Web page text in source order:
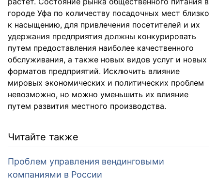
городе Уфа по количеству посадочных мест близко
к насыщению, для привлечения посетителей и их
удержания предприятия должны конкурировать
путем предоставления наиболее качественного
обслуживания, а также новых видов услуг и новых
форматов предприятий. Исключить влияние
мировых экономических и политических проблем
невозможно, но можно уменьшить их влияние
путем развития местного производства.
Читайте также
Проблем управления вендинговыми
компаниями в России